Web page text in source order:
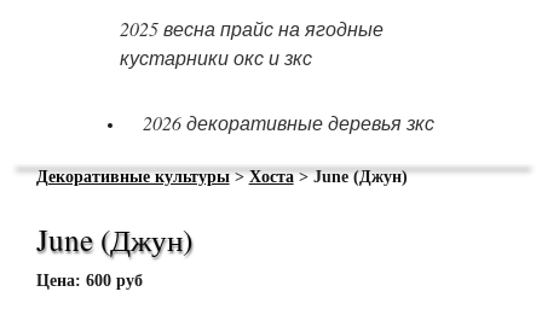
2025 весна прайс на ягодные
кустарники окс и зкс
2026 декоративные деревья зкс
Декоративные культуры>Хоста> June (Джун)
June (Джун)
Цена: 600 руб